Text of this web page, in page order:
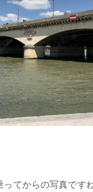
てからの写真ですね